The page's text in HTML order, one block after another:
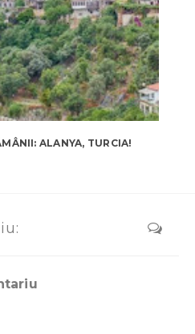
ALANYA, TURCIA!